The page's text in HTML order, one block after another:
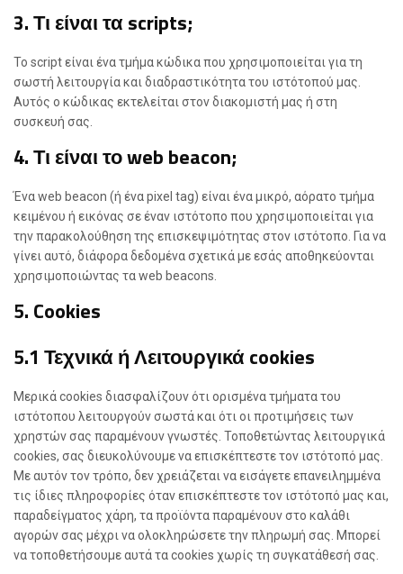
3. Τι είναι τα scripts;
Το script είναι ένα τμήμα κώδικα που χρησιμοποιείται για τη
σωστή λειτουργία και διαδραστικότητα του ιστότοπού μας.
Αυτός ο κώδικας εκτελείται στον διακομιστή μας ή στη
συσκευή σας.
4. Τι είναι το web beacon;
Ένα web beacon (ή ένα pixel tag) είναι ένα μικρό, αόρατο τμήμα
κειμένου ή εικόνας σε έναν ιστότοπο που χρησιμοποιείται για
την παρακολούθηση της επισκεψιμότητας στον ιστότοπο. Για να
γίνει αυτό, διάφορα δεδομένα σχετικά με εσάς αποθηκεύονται
χρησιμοποιώντας τα web beacons.
5. Cookies
5.1 Τεχνικά ή Λειτουργικά cookies
Μερικά cookies διασφαλίζουν ότι ορισμένα τμήματα του
ιστότοπου λειτουργούν σωστά και ότι οι προτιμήσεις των
χρηστών σας παραμένουν γνωστές. Τοποθετώντας λειτουργικά
cookies, σας διευκολύνουμε να επισκέπτεστε τον ιστότοπό μας.
Με αυτόν τον τρόπο, δεν χρειάζεται να εισάγετε επανειλημμένα
τις ίδιες πληροφορίες όταν επισκέπτεστε τον ιστότοπό μας και,
παραδείγματος χάρη, τα προϊόντα παραμένουν στο καλάθι
αγορών σας μέχρι να ολοκληρώσετε την πληρωμή σας. Μπορεί
να τοποθετήσουμε αυτά τα cookies χωρίς τη συγκατάθεσή σας.